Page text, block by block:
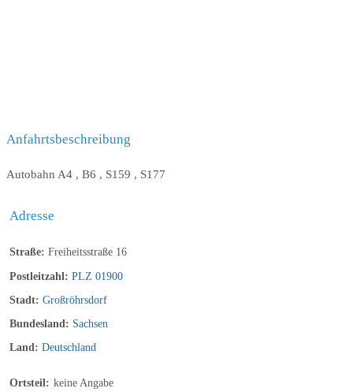
Anfahrtsbeschreibung
Autobahn A4 , B6 , S159 , S177
Adresse
Straße: Freiheitsstraße 16
Postleitzahl: PLZ 01900
Stadt: Großröhrsdorf
Bundesland: Sachsen
Land: Deutschland
Ortsteil: keine Angabe